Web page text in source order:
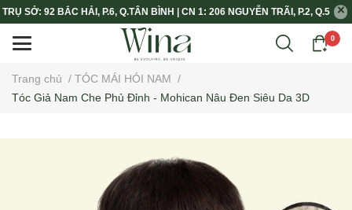
TRỤ SỞ: 92 BẮC HẢI, P.6, Q.TÂN BÌNH | CN 1: 206 NGUYỄN TRÃI, P.2, Q.5
0
Trang chủ / TÓC MÁI HÓI NAM /
Tóc Giả Nam Che Phủ Đỉnh - Mohican Nâu Đen Siêu Da 3D